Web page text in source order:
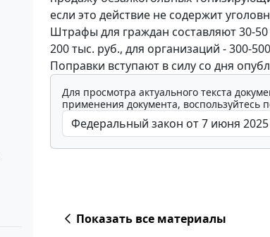
если это действие не содержит
Штрафы для граждан составляют 30-
200 тыс. руб., для организаций - 300-
Поправки вступают в силу со дня
Для просмотра актуального текста
применения документа, воспользуйтесь
Показать все материалы